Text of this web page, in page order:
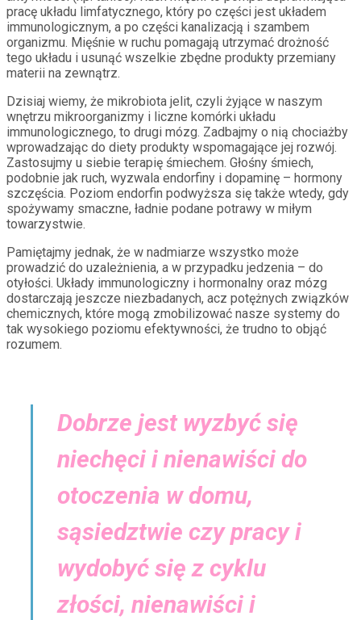
pracę układu limfatycznego, który po części jest układem
immunologicznym, a po części kanalizacją i szambem
organizmu. Mięśnie w ruchu pomagają utrzymać drożność
tego układu i usunąć wszelkie zbędne produkty przemiany
materii na zewnątrz.
Dzisiaj wiemy, że mikrobiota jelit, czyli żyjące w naszym
wnętrzu mikroorganizmy i liczne komórki układu
immunologicznego, to drugi mózg. Zadbajmy o nią chociażby
wprowadzając do diety produkty wspomagające jej rozwój.
Zastosujmy u siebie terapię śmiechem. Głośny śmiech,
podobnie jak ruch, wyzwala endorfiny i dopaminę – hormony
szczęścia. Poziom endorfin podwyższa się także wtedy, gdy
spożywamy smaczne, ładnie podane potrawy w miłym
towarzystwie.
Pamiętajmy jednak, że w nadmiarze wszystko może
prowadzić do uzależnienia, a w przypadku jedzenia – do
otyłości. Układy immunologiczny i hormonalny oraz mózg
dostarczają jeszcze niezbadanych, acz potężnych związków
chemicznych, które mogą zmobilizować nasze systemy do
tak wysokiego poziomu efektywności, że trudno to objąć
rozumem.
Dobrze jest wyzbyć się
niechęci i nienawiści do
otoczenia w domu,
sąsiedztwie czy pracy i
wydobyć się z cyklu
złości, nienawiści i